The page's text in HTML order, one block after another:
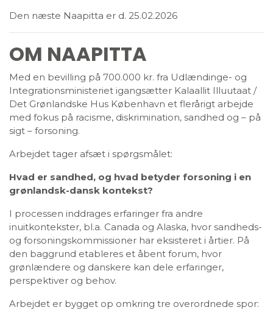
Den næste Naapitta er d. 25.02.2026
OM NAAPITTA
Med en bevilling på 700.000 kr. fra Udlændinge- og
Integrationsministeriet igangsætter Kalaallit Illuutaat /
Det Grønlandske Hus København et flerårigt arbejde
med fokus på racisme, diskrimination, sandhed og – på
sigt – forsoning.
Arbejdet tager afsæt i spørgsmålet:
Hvad er sandhed, og hvad betyder forsoning i en
grønlandsk-dansk kontekst?
I processen inddrages erfaringer fra andre
inuitkontekster, bl.a. Canada og Alaska, hvor sandheds-
og forsoningskommissioner har eksisteret i årtier. På
den baggrund etableres et åbent forum, hvor
grønlændere og danskere kan dele erfaringer,
perspektiver og behov.
Arbejdet er bygget op omkring tre overordnede spor: